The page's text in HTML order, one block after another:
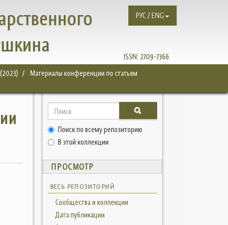
ISSN: 2709-7366
РУС / ENG
Материалы конференции по статьям
Поиск по всему репозиторию
В этой коллекции
ПРОСМОТР
ВЕСЬ РЕПОЗИТОРИЙ
Сообщества и коллекции
Дата публикации